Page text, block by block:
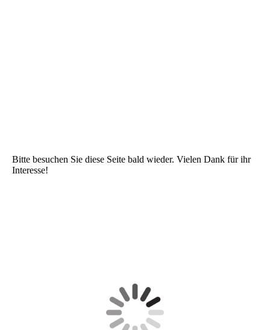
Bitte besuchen Sie diese Seite bald wieder. Vielen Dank für ihr
Interesse!